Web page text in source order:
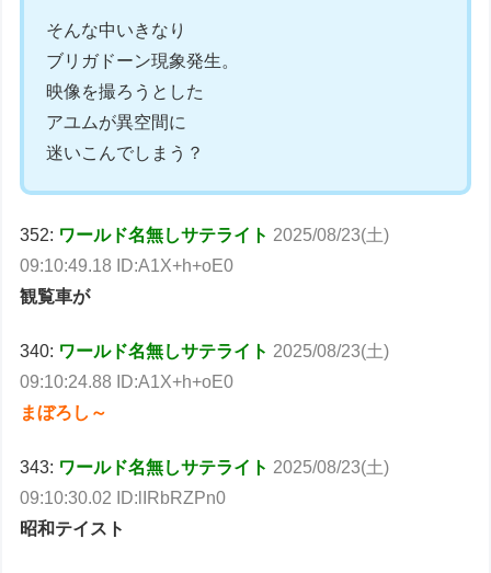
そんな中いきなり
ブリガドーン現象発生。
映像を撮ろうとした
アユムが異空間に
迷いこんでしまう？
352: ワールド名無しサテライト 2025/08/23(土)
09:10:49.18 ID:A1X+h+oE0
観覧車が
340: ワールド名無しサテライト 2025/08/23(土)
09:10:24.88 ID:A1X+h+oE0
まぼろし～
343: ワールド名無しサテライト 2025/08/23(土)
09:10:30.02 ID:lIRbRZPn0
昭和テイスト